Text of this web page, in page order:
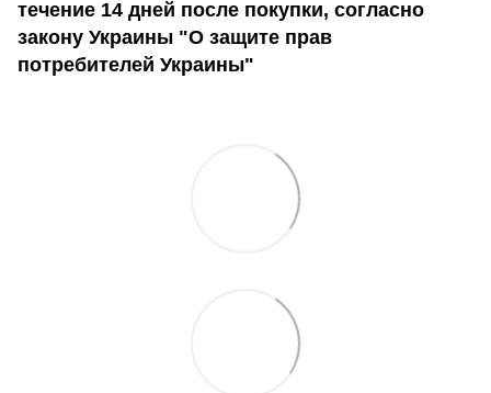
течение 14 дней после покупки, согласно
закону Украины "О защите прав
потребителей Украины"